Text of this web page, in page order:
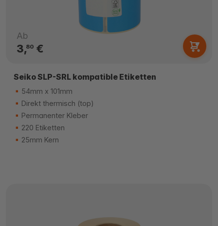
Ab
3,80€
Seiko SLP-SRL kompatible Etiketten
54mm x 101mm
Direkt thermisch (top)
Permanenter Kleber
220 Etiketten
25mm Kern